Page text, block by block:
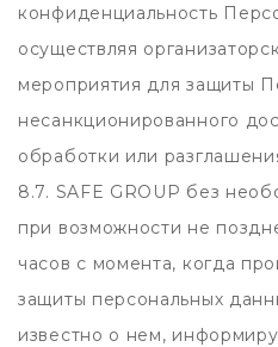
конфиденциальность
осуществляя
мероприятия для защиты
несанкционированного
обработки или
8.7. SAFE GROUP без
при возможности не
часов с момента, когда
защиты персональных
известно о нем,